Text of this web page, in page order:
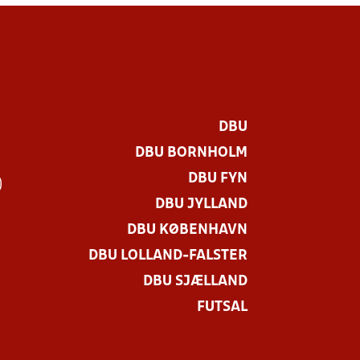
DBU
DBU BORNHOLM
DBU FYN
DBU JYLLAND
DBU KØBENHAVN
DBU LOLLAND-FALSTER
DBU SJÆLLAND
FUTSAL